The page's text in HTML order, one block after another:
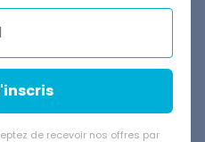
02 00
Entreprises
Services
Subventions
de recevoir nos offres par